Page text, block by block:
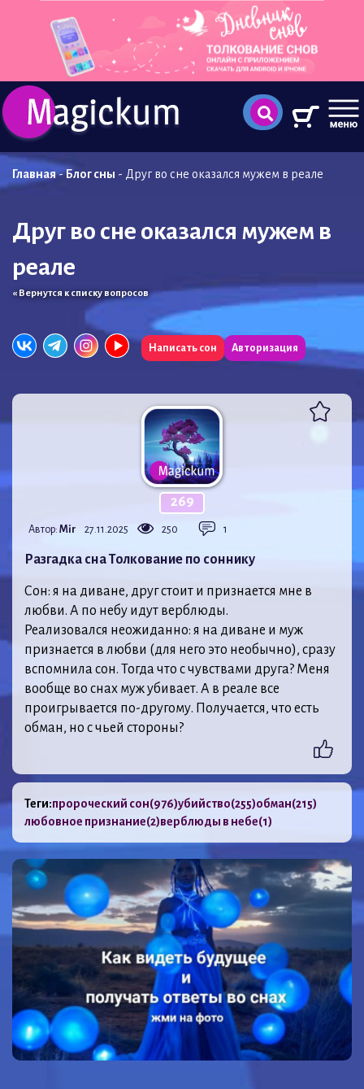
Главная-Блог сны - Друг во сне оказался мужем в реале
Друг во сне оказался мужем в
реале
« Вернутся к списку вопросов
Написать сон Авторизация
269
Автор: Mir 27.11.2025 250 1
Разгадка сна Толкование по соннику
Сон: я на диване, друг стоит и признается мне в
любви. А по небу идут верблюды.
Реализовался неожиданно: я на диване и муж
признается в любви (для него это необычно), сразу
вспомнила сон. Тогда что с чувствами друга? Меня
вообще во снах муж убивает. А в реале все
проигрывается по-другому. Получается, что есть
обман, но с чьей стороны?
Теги:пророческий сон(976)убийство(255)обман(215)
любовное признание(2)верблюды в небе(1)